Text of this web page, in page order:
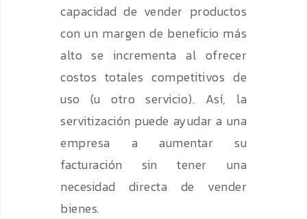
capacidad de vender productos
con un margen de beneficio más
alto se incrementa al ofrecer
costos totales competitivos de
uso (u otro servicio). Así, la
servitización puede ayudar a una
empresa a aumentar su
facturación sin tener una
necesidad directa de vender
bienes.